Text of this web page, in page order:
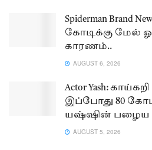
Spiderman Brand
கோடிக்கு மேல்
காரணம்..
AUGUST 6, 2026
Actor Yash:
இப்போது 80
யஷ்ஷின் பழைய
AUGUST 5, 2026